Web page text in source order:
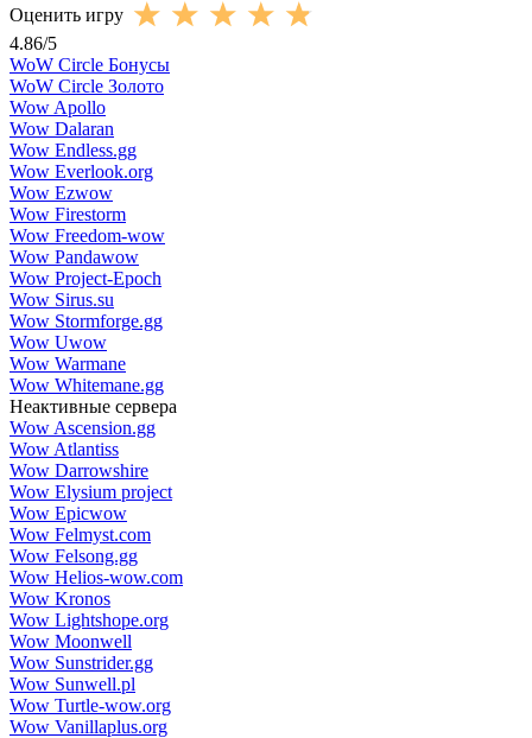
Оценить игру
4.86/5
WoW Circle Бонусы
WoW Circle Золото
Wow Apollo
Wow Dalaran
Wow Endless.gg
Wow Everlook.org
Wow Ezwow
Wow Firestorm
Wow Freedom-wow
Wow Pandawow
Wow Project-Epoch
Wow Sirus.su
Wow Stormforge.gg
Wow Uwow
Wow Warmane
Wow Whitemane.gg
Неактивные сервера
Wow Ascension.gg
Wow Atlantiss
Wow Darrowshire
Wow Elysium project
Wow Epicwow
Wow Felmyst.com
Wow Felsong.gg
Wow Helios-wow.com
Wow Kronos
Wow Lightshope.org
Wow Moonwell
Wow Sunstrider.gg
Wow Sunwell.pl
Wow Turtle-wow.org
Wow Vanillaplus.org